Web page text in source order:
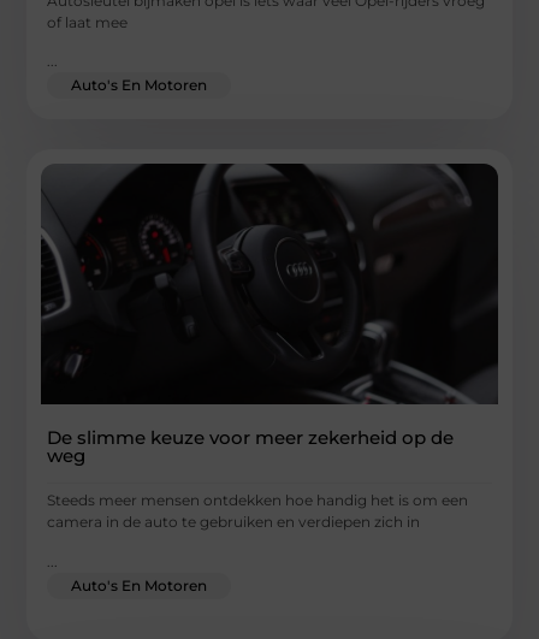
of laat mee
...
Auto's En Motoren
De slimme keuze voor meer zekerheid op de
weg
Steeds meer mensen ontdekken hoe handig het is om een
camera in de auto te gebruiken en verdiepen zich in
Auto's En Motoren